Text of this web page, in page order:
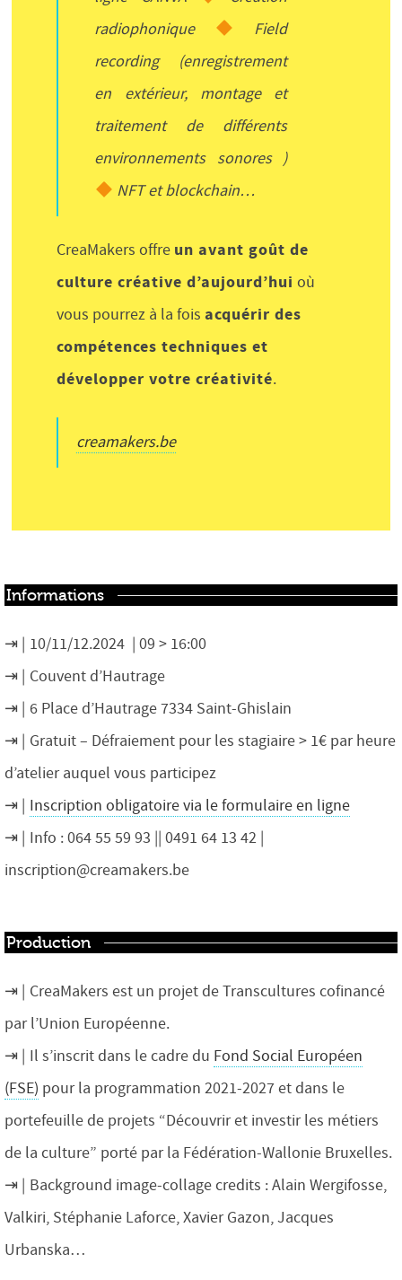
radiophonique
Field
recording (enregistrement
en extérieur, montage et
traitement de différents
environnements sonores )
NFT et blockchain…
CreaMakers offre un avant goût de
culture créative d’aujourd’hui où
vous pourrez à la fois acquérir des
compétences techniques et
développer votre créativité.
creamakers.be
Informations
10/11/12.2024 | 09 > 16:00
Couvent d’Hautrage
6 Place d’Hautrage 7334 Saint-Ghislain
Gratuit – Défraiement pour les stagiaire > 1€ par heure
d’atelier auquel vous participez
Inscription obligatoire via le formulaire en ligne
Info :064 55 59 93 || 0491 64 13 42 |
inscription@creamakers.be
Production
CreaMakers est un projet de Transcultures cofinancé
par l’Union Européenne.
Il s’inscrit dans le cadre du Fond Social Européen
(FSE) pour la programmation 2021-2027 et dans le
portefeuille de projets “Découvrir et investir les métiers
de la culture” porté par la Fédération-Wallonie Bruxelles.
Background image-collage credits : Alain Wergifosse,
Valkiri, Stéphanie Laforce, Xavier Gazon, Jacques
Urbanska…